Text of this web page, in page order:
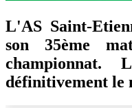
L'AS Saint-
son 35ème
championnat.
définitivement le